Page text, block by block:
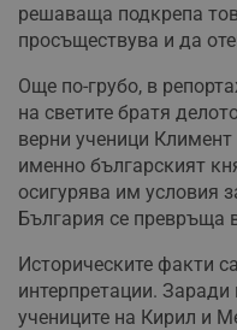
решаваща подкрепа
просъществува и да
Още по-грубо, в
на светите братя
верни ученици
именно българският
осигурява им условия
България се превръща
Историческите факти
интерпретации.
учениците на Кирил и